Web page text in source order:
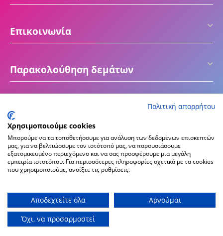
Επικοινωνία
Παρακολούθηση δεμάτων
© 2016 - 2026 ektiposeto.gr
Create & Hosting by
Πολιτική απορρήτου
Χρησιμοποιούμε cookies
Μπορούμε να τα τοποθετήσουμε για ανάλυση των δεδομένων επισκεπτών
μας, για να βελτιώσουμε τον ιστότοπό μας, να παρουσιάσουμε
εξατομικευμένο περιεχόμενο και να σας προσφέρουμε μια μεγάλη
εμπειρία ιστοτόπου. Για περισσότερες πληροφορίες σχετικά με τα cookies
που χρησιμοποιούμε, ανοίξτε τις ρυθμίσεις.
Αποδεχτείτε όλα
Αρνούμαι
Όχι, να προσαρμοστεί